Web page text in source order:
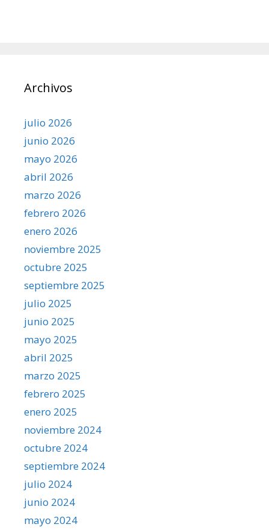
Archivos
julio 2026
junio 2026
mayo 2026
abril 2026
marzo 2026
febrero 2026
enero 2026
noviembre 2025
octubre 2025
septiembre 2025
julio 2025
junio 2025
mayo 2025
abril 2025
marzo 2025
febrero 2025
enero 2025
noviembre 2024
octubre 2024
septiembre 2024
julio 2024
junio 2024
mayo 2024